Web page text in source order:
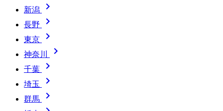
新潟 
長野 
東京 
神奈川 
千葉 
埼玉 
群馬 